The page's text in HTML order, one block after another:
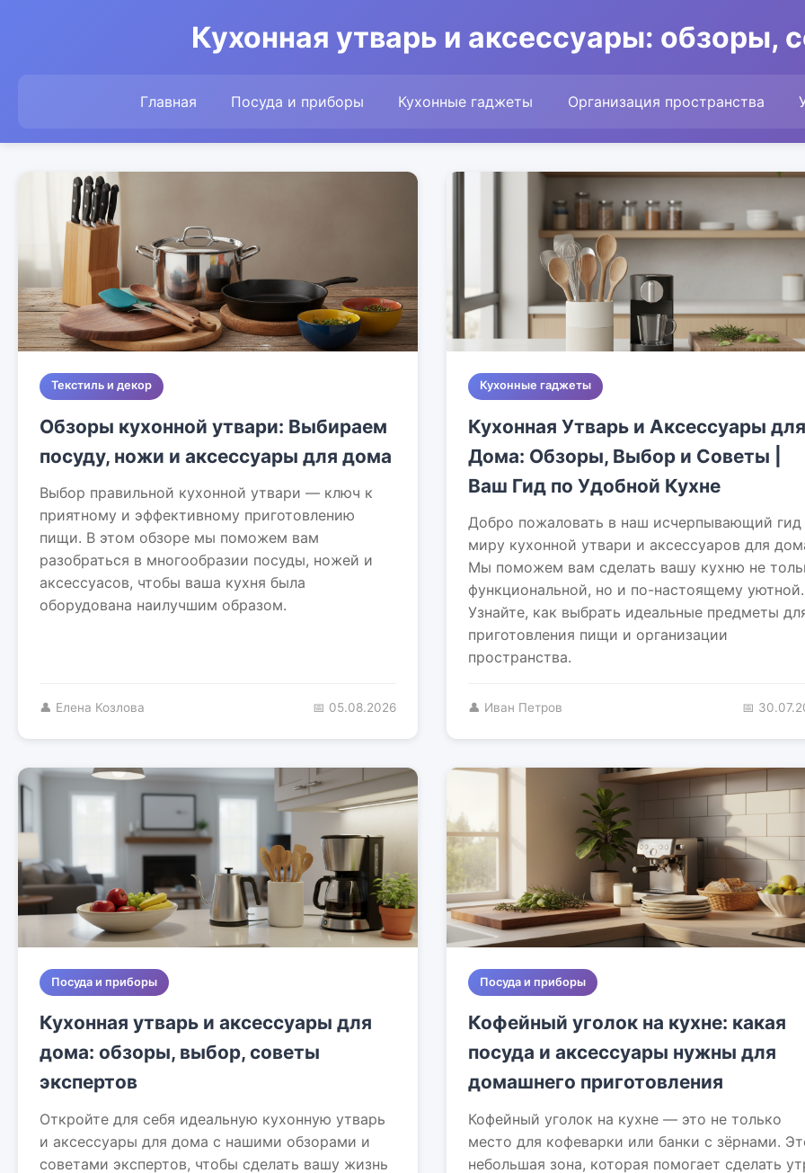
Кухонная утварь и аксессуары: обзоры,
Главная Посуда и приборы Кухонные гаджеты Организация пространства
Текстиль и декор
Обзоры кухонной утвари: Выбираем
посуду, ножи и аксессуары для дома
Выбор правильной кухонной утвари — ключ к
приятному и эффективному приготовлению
пищи. В этом обзоре мы поможем вам
разобраться в многообразии посуды, ножей и
аксессуасов, чтобы ваша кухня была
оборудована наилучшим образом.
👤 Елена Козлова 📅 05.08.2026
Кухонные гаджеты
Кухонная Утварь и Аксессуары для
Дома: Обзоры, Выбор и Советы |
Ваш Гид по Удобной Кухне
Добро пожаловать в наш исчерпывающий гид
миру кухонной утвари и аксессуаров для
Мы поможем вам сделать вашу кухню не
функциональной, но и по-настоящему уютной.
Узнайте, как выбрать идеальные предметы
приготовления пищи и организации
пространства.
👤 Иван Петров 📅
Посуда и приборы
Кухонная утварь и аксессуары для
дома: обзоры, выбор, советы
экспертов
Откройте для себя идеальную кухонную утварь
и аксессуары для дома с нашими обзорами и
советами экспертов, чтобы сделать вашу жизнь
Посуда и приборы
Кофейный уголок на кухне: какая
посуда и аксессуары нужны для
домашнего приготовления
Кофейный уголок на кухне — это не только
место для кофеварки или банки с зёрнами.
небольшая зона, которая помогает сделать